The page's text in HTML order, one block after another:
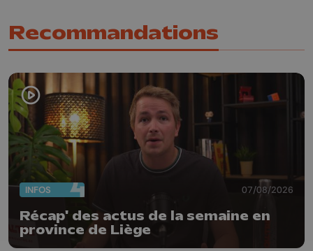
Recommandations
INFOS 07/08/2026
Récap' des actus de la semaine en
province de Liège